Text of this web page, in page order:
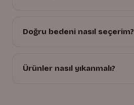
Doğru bedeni nasıl seçerim?
Ürünler nasıl yıkanmalı?